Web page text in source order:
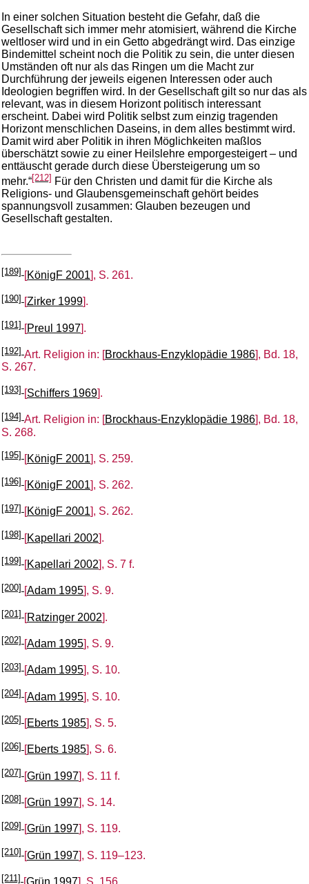
In einer solchen Situation besteht die Gefahr, daß die
Gesellschaft sich immer mehr atomisiert, während die Kirche
weltloser wird und in ein Getto abgedrängt wird. Das einzige
Bindemittel scheint noch die Politik zu sein, die unter diesen
Umständen oft nur als das Ringen um die Macht zur
Durchführung der jeweils eigenen Interessen oder auch
Ideologien begriffen wird. In der Gesellschaft gilt so nur das als
relevant, was in diesem Horizont politisch interessant
erscheint. Dabei wird Politik selbst zum einzig tragenden
Horizont menschlichen Daseins, in dem alles bestimmt wird.
Damit wird aber Politik in ihren Möglichkeiten maßlos
überschätzt sowie zu einer Heilslehre emporgesteigert – und
enttäuscht gerade durch diese Übersteigerung um so
mehr.“[212] Für den Christen und damit für die Kirche als
Religions- und Glaubensgemeinschaft gehört beides
spannungsvoll zusammen: Glauben bezeugen und
Gesellschaft gestalten.
[189] [KönigF 2001], S. 261.
[190] Zirker 1999 ].
[191] [Preul 1997].
[192] Art. Religion in: [Brockhaus-Enzyklopädie 1986], Bd. 18,
S. 267.
[193] Schiffers 1969 ].
[194] Art. Religion in: [ Brockhaus-Enzyklopädie 1986 ], Bd. 18,
S. 268.
[195] [KönigF 2001], S. 259.
[196] KönigF 2001 ], S. 262.
[197] KönigF 2001 ], S. 262.
[198] [Kapellari 2002].
[199] Kapellari 2002 ], S. 7 f.
[200] Adam 1995 ], S. 9.
[201] [Ratzinger 2002].
[202] [Adam 1995], S. 9.
[203] Adam 1995 ], S. 10.
[204] [Adam 1995], S. 10.
[205] [Eberts 1985], S. 5.
[206] Eberts 1985 ], S. 6.
[207] [Grün 1997], S. 11 f.
[208] [Grün 1997], S. 14.
[209] Grün 1997 ], S. 119.
[210] [Grün 1997], S. 119–123.
[211]